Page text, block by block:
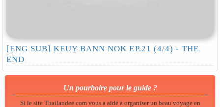
[ENG SUB] KEUY BANN NOK EP.21 (4/4) - THE
END
Un pourboire pour le guide ?
Si le site Thailandee.com vous a aidé à organiser un beau voyage en